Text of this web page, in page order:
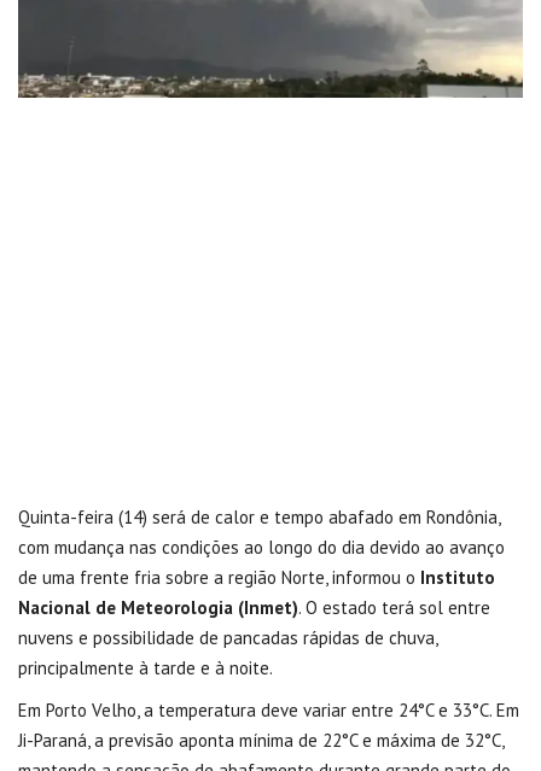
Quinta-feira (14) será de calor e tempo abafado em Rondônia,
com mudança nas condições ao longo do dia devido ao avanço
de uma frente fria sobre a região Norte, informou o Instituto
Nacional de Meteorologia (Inmet). O estado terá sol entre
nuvens e possibilidade de pancadas rápidas de chuva,
principalmente à tarde e à noite.
Em Porto Velho, a temperatura deve variar entre 24°C e 33°C. Em
Ji-Paraná, a previsão aponta mínima de 22°C e máxima de 32°C,